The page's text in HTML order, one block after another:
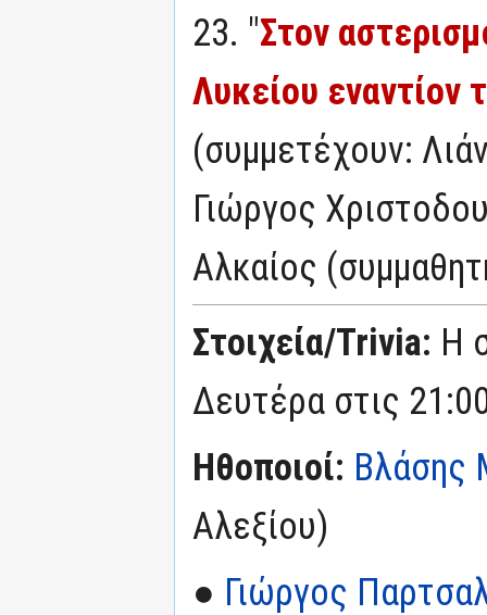
23. "Στον
Λυκείου εναντίον
(συμμετέχουν:
Γιώργος
Αλκαίος
Στοιχεία/Trivia: Η
Δευτέρα στις
Ηθοποιοί: Βλάσης
Αλεξίου)
● Γιώργος